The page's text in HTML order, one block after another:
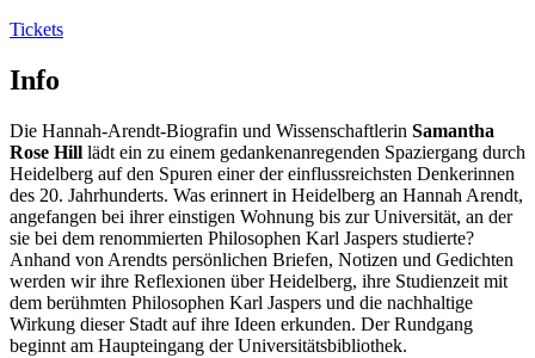
Tickets
Info
Die Hannah-Arendt-Biografin und Wissenschaftlerin Samantha
Rose Hill lädt ein zu einem gedankenanregenden Spaziergang durch
Heidelberg auf den Spuren einer der einflussreichsten Denkerinnen
des 20. Jahrhunderts. Was erinnert in Heidelberg an Hannah Arendt,
angefangen bei ihrer einstigen Wohnung bis zur Universität, an der
sie bei dem renommierten Philosophen Karl Jaspers studierte?
Anhand von Arendts persönlichen Briefen, Notizen und Gedichten
werden wir ihre Reflexionen über Heidelberg, ihre Studienzeit mit
dem berühmten Philosophen Karl Jaspers und die nachhaltige
Wirkung dieser Stadt auf ihre Ideen erkunden. Der Rundgang
beginnt am Haupteingang der Universitätsbibliothek.